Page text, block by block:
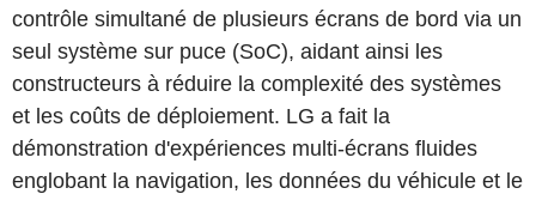
contrôle simultané de plusieurs écrans de bord via un
seul système sur puce (SoC), aidant ainsi les
constructeurs à réduire la complexité des systèmes
et les coûts de déploiement. LG a fait la
démonstration d'expériences multi-écrans fluides
englobant la navigation, les données du véhicule et le